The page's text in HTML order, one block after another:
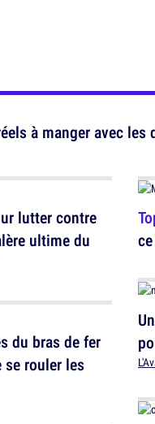
à manger avec
lutter contre
ultime du
du bras de fer
rouler les